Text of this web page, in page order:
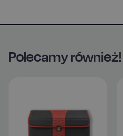
Polecamy również!